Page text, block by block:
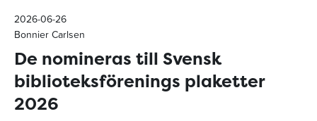
2026-06-26
Bonnier Carlsen
De nomineras till Svensk
biblioteksförenings plaketter
2026